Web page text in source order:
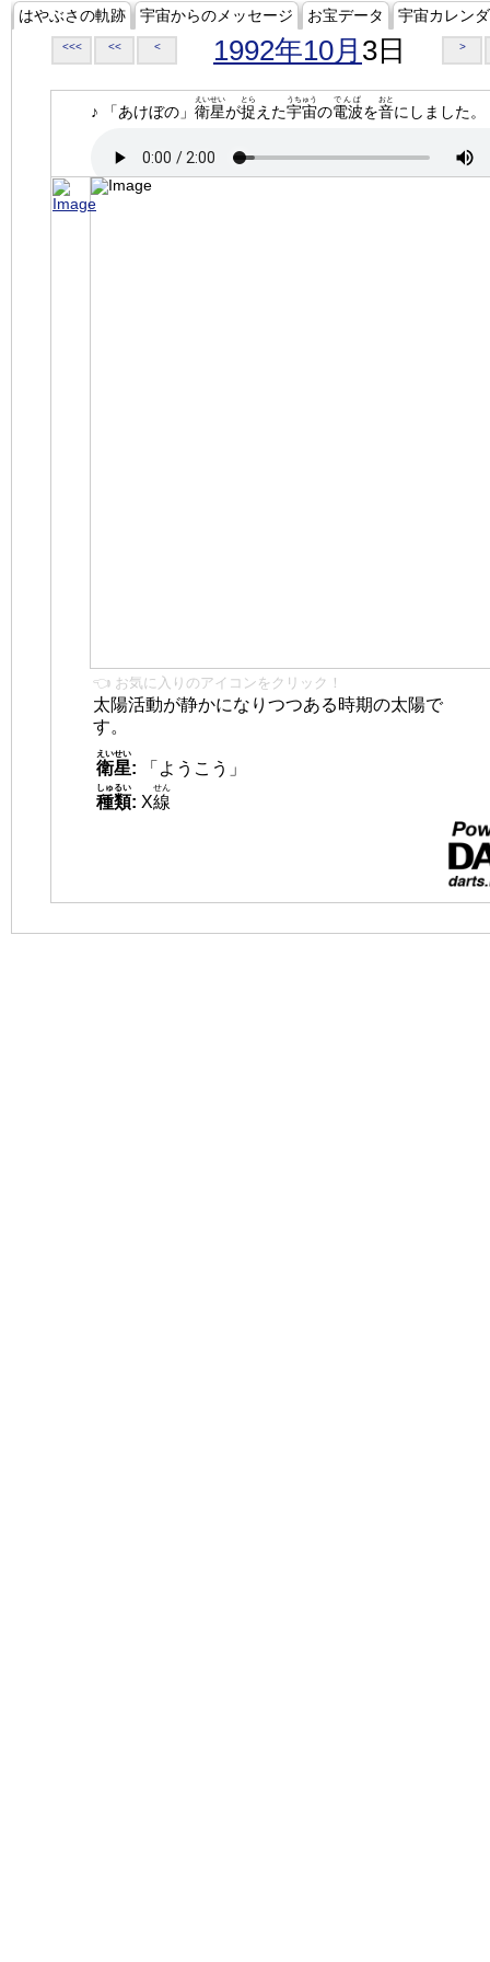
はやぶさの軌跡 宇宙からのメッセージ お宝データ 宇宙カレン
<<< << < 1992年10月 3日 >
♪ 「あけぼの」 衛星
えいせい
が捉
とら
えた宇宙
うちゅう
の電波
でんぱ
を音
おと
にしました。
👈 お気に入りのアイコンをクリック！
太陽活動が静かになりつつある時期の太陽で
す。
衛星
えいせい
:
「ようこう」
種類
しゅるい
: X線
せん